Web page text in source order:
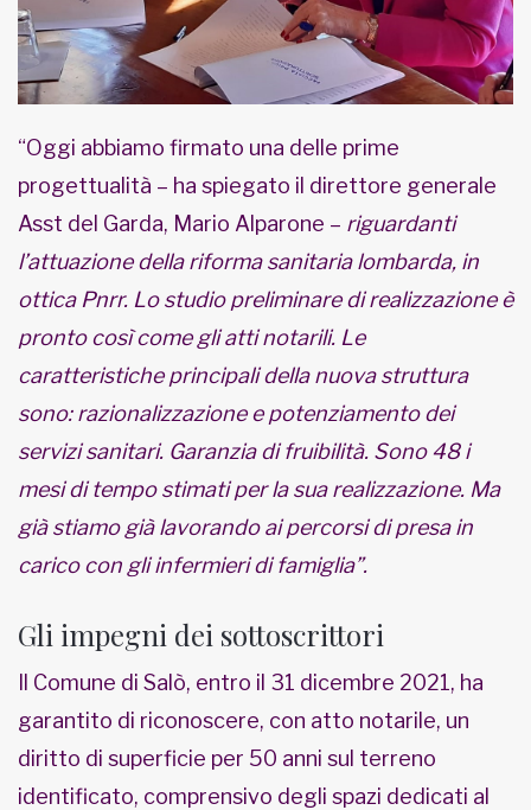
“Oggi abbiamo firmato una delle prime
progettualità – ha spiegato il direttore generale
Asst del Garda, Mario Alparone – riguardanti
l’attuazione della riforma sanitaria lombarda, in
ottica Pnrr. Lo studio preliminare di realizzazione è
pronto così come gli atti notarili. Le
caratteristiche principali della nuova struttura
sono: razionalizzazione e potenziamento dei
servizi sanitari. Garanzia di fruibilità. Sono 48 i
mesi di tempo stimati per la sua realizzazione. Ma
già stiamo già lavorando ai percorsi di presa in
carico con gli infermieri di famiglia”.
Gli impegni dei sottoscrittori
Il Comune di Salò, entro il 31 dicembre 2021, ha
garantito di riconoscere, con atto notarile, un
diritto di superficie per 50 anni sul terreno
identificato, comprensivo degli spazi dedicati al